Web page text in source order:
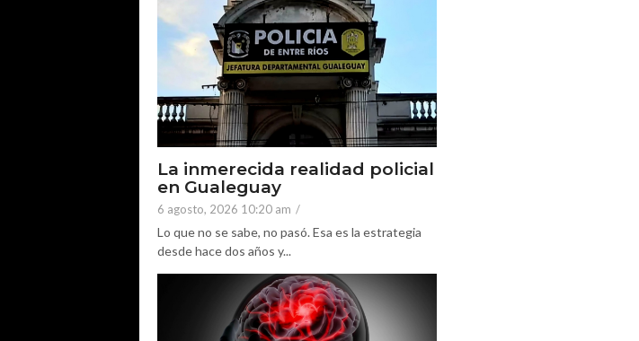
La inmerecida realidad policial
en Gualeguay
6 agosto, 2026 10:20 am /
Lo que no se sabe, no pasó. Esa es la estrategia
desde hace dos años y...